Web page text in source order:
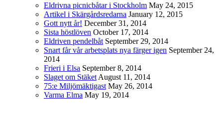
Eldrivna picnicbåtar i Stockholm May 24, 2015
Artikel i Skärgårdsredarna January 12, 2015
Gott nytt år! December 31, 2014
Sista höstlöven October 17, 2014
Eldriven pendelbåt September 29, 2014
Snart får vår arbetsplats nya färger igen September 24,
2014
Frieri i Elsa September 8, 2014
Slaget om Stäket August 11, 2014
75:e Miljömäktigast May 26, 2014
Varma Elma May 19, 2014